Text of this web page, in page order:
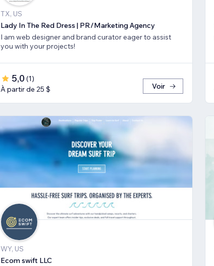
TX, US
Lady In The Red Dress | PR/Marketing Agency
I am web designer and brand curator eager to assist
you with your projects!
5,0 (1)
À partir de 25 $
Voir
WY, US
Ecom swift LLC